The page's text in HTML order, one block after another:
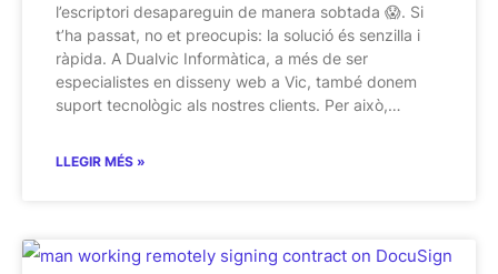
l’escriptori desapareguin de manera sobtada 😱. Si
t’ha passat, no et preocupis: la solució és senzilla i
ràpida. A Dualvic Informàtica, a més de ser
especialistes en disseny web a Vic, també donem
suport tecnològic als nostres clients. Per això,…
LLEGIR MÉS »